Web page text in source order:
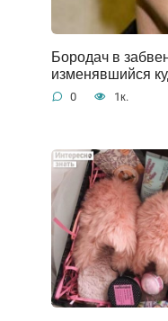
Бородач в
изменявшийся
0 1к.